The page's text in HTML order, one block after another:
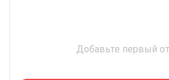
Добавьте первый